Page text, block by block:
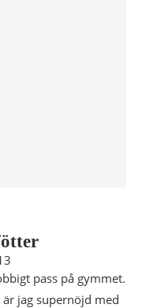
pass på gymmet.
jag supernöjd med